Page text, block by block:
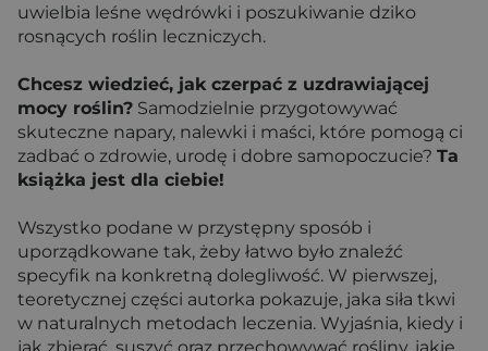
uwielbia leśne wędrówki i poszukiwanie dziko
rosnących roślin leczniczych.
Chcesz wiedzieć, jak czerpać z uzdrawiającej
mocy roślin? Samodzielnie przygotowywać
skuteczne napary, nalewki i maści, które pomogą ci
zadbać o zdrowie, urodę i dobre samopoczucie? Ta
książka jest dla ciebie!
Wszystko podane w przystępny sposób i
uporządkowane tak, żeby łatwo było znaleźć
specyfik na konkretną dolegliwość. W pierwszej,
teoretycznej części autorka pokazuje, jaka siła tkwi
w naturalnych metodach leczenia. Wyjaśnia, kiedy i